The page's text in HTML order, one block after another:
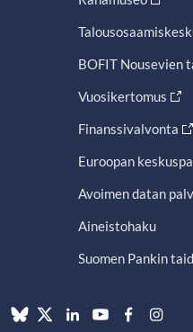
BOFIT Nousevien
Vuosikertomus
Finanssivalvonta
Euroopan
Avoimen datan
Aineistohaku
Suomen Pankin